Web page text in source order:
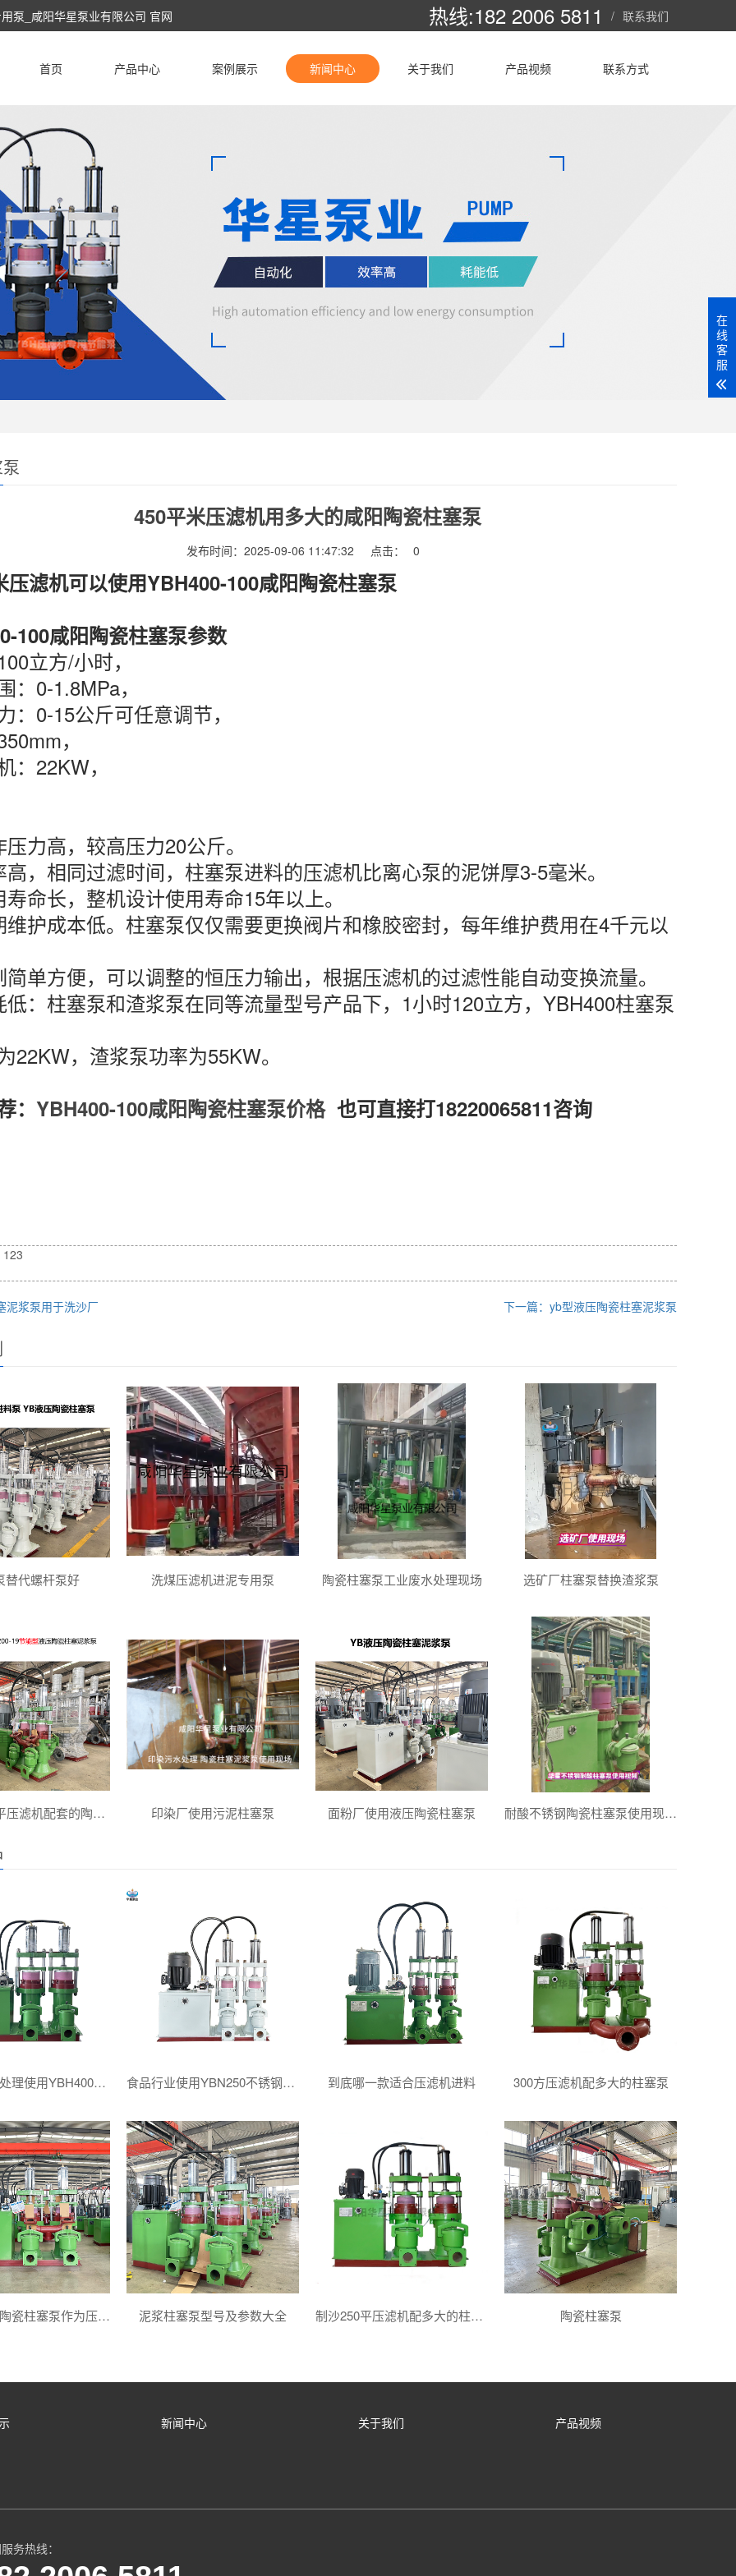
泵_咸阳华星泵业有限公司 官网 热线:182 2006 5811 / 联系我们
首页 产品中心 案例展示 新闻中心 关于我们 产品视频 联系方式
450平米压滤机用多大的咸阳陶瓷柱塞泵
发布时间：2025-09-06 11:47:32 点击： 0
压滤机可以使用YBH400-100咸阳陶瓷柱塞泵
100咸阳陶瓷柱塞泵参数
立方/小时，
：0-1.8MPa，
：0-15公斤可任意调节，
，
：22KW，
力高，较高压力20公斤。
，相同过滤时间，柱塞泵进料的压滤机比离心泵的泥饼厚3-5毫米。
命长，整机设计使用寿命15年以上。
维护成本低。柱塞泵仅仅需要更换阀片和橡胶密封，每年维护费用在4千元以
单方便，可以调整的恒压力输出，根据压滤机的过滤性能自动变换流量。
低：柱塞泵和渣浆泵在同等流量型号产品下，1小时120立方，YBH400柱塞泵
22KW，渣浆泵功率为55KW。
： YBH400-100咸阳陶瓷柱塞泵价格也可直接打18220065811咨询
123
泥浆泵用于洗沙厂 下一篇：yb型液压陶瓷柱塞泥浆泵
替代螺杆泵好 洗煤压滤机进泥专用泵 陶瓷柱塞泵工业废水处理现场 选矿厂柱塞泵替换渣浆泵
洗煤厂200平压滤机配套的陶瓷柱塞泵YBH200-19 印染厂使用污泥柱塞泵 面粉厂使用液压陶瓷柱塞泵 耐酸不锈钢陶瓷柱塞泵使用现场视频
洗煤厂煤泥处理使用YBH400压滤机专用入料泵 食品行业使用YBN250不锈钢陶瓷柱塞泥浆泵 到底哪一款适合压滤机进料 300方压滤机配多大的柱塞泵
城市污泥用陶瓷柱塞泵作为压滤机进料泵怎么样 泥浆柱塞泵型号及参数大全 制沙250平压滤机配多大的柱塞泵 陶瓷柱塞泵
新闻中心 关于我们 产品视频
务热线：
在
线
客
服